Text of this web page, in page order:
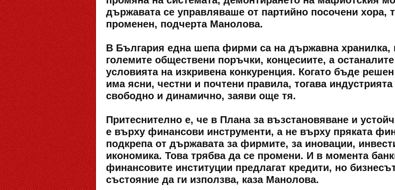
държавата се управляваше от партийно посочени хора,
променен, подчерта Манолова.
В България една шепа фирми са на държавна хранилка,
големите обществени поръчки, концесиите, а
условията на изкривена конкуренция. Когато бъде
има ясни, честни и почтени правила, тогава
свободно и динамично, заяви още тя.
Притеснително е, че в Плана за възстановяване и
е върху финансови инструменти, а не върху пряката
подкрепа от държавата за фирмите, за иновации,
икономика. Това трябва да се промени. И в момента
финансовите институции предлагат кредити, но
състояние да ги използва, каза Манолова.